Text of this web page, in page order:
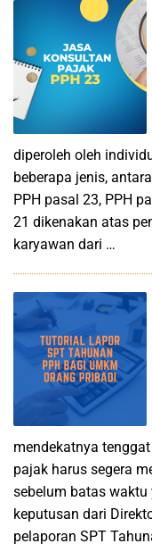
diperoleh oleh
beberapa jenis,
PPH pasal 23, PPH
21 dikenakan atas
karyawan dari …
mendekatnya
pajak harus segera
sebelum batas waktu
keputusan dari
pelaporan SPT